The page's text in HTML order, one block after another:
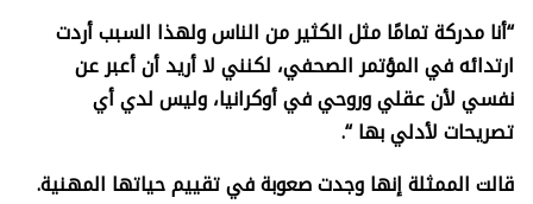
“أنا مدركة تمامًا مثل الكثير من الناس ولهذا السبب أردت
ارتدائه في المؤتمر الصحفي، لكنني لا أريد أن أعبر عن
نفسي لأن عقلي وروحي في أوكرانيا، وليس لدي أي
تصريحات لأدلي بها “.
قالت الممثلة إنها وجدت صعوبة في تقييم حياتها المهنية.